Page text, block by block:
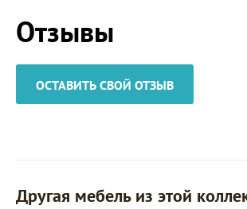
Отзывы
ОСТАВИТЬ СВОЙ ОТЗЫВ
Другая мебель из этой